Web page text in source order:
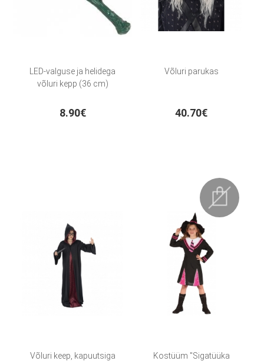
LED-valguse ja helidega
võluri kepp (36 cm)
8.90€
Võluri parukas
40.70€
Võluri keep, kapuutsiga
Kostüüm "Sigatüüka